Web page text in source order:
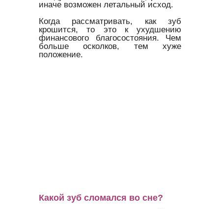
иначе возможен летальный исход.
Когда рассматривать, как зуб
крошится, то это к ухудшению
финансового благосостояния. Чем
больше осколков, тем хуже
положение.
Какой зуб сломался во сне?